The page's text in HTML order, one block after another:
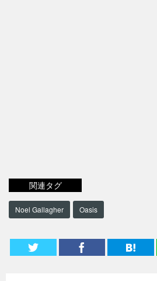
関連タグ
Noel Gallagher Oasis